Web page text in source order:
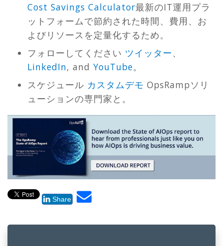
Cost Savings Calculator最新のIT運用プラ
ットフォームで節約された時間、費用、お
よびリソースを定量化するため。
フォローしてください ツイッター、
LinkedIn, and YouTube。
スケジュール カスタムデモ OpsRampソリ
ューションの専門家と。
Share